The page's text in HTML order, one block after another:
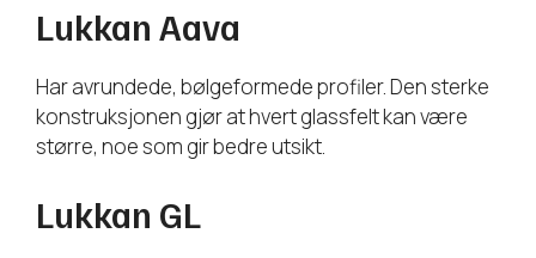
Lukkan Aava
Har avrundede, bølgeformede profiler. Den sterke
konstruksjonen gjør at hvert glassfelt kan være
større, noe som gir bedre utsikt.
Lukkan GL